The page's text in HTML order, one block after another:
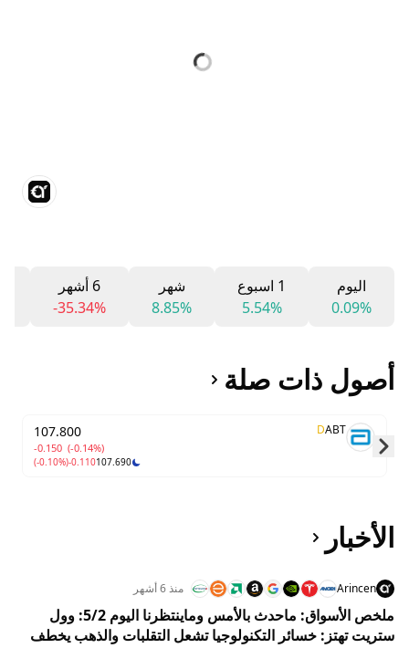
اليوم
0.09%
1 اسبوع
5.54%
شهر
8.85%
6 أشهر
-35.34%
أصول ذات صلة
ABT
D
107.800
-0.150 (-0.14%)
107.690
-0.110
(-0.10%)
الأخبار
Arincen منذ 6 أشهر
ملخص الأسواق: ماحدث بالأمس وماينتظرنا اليوم 5/2: وول
ستريت تهتز: خسائر التكنولوجيا تشعل التقلبات والذهب يخطف